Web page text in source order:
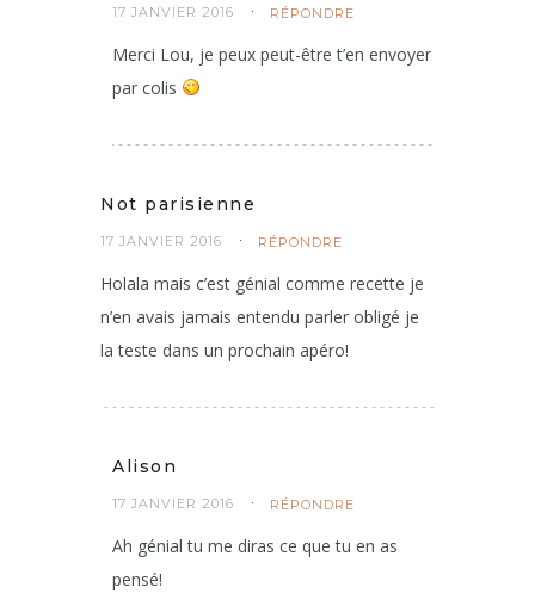
17 JANVIER 2016 RÉPONDRE
Merci Lou, je peux peut-être t’en envoyer
par colis
Not parisienne
17 JANVIER 2016 RÉPONDRE
Holala mais c’est génial comme recette je
n’en avais jamais entendu parler obligé je
la teste dans un prochain apéro!
Alison
17 JANVIER 2016 RÉPONDRE
Ah génial tu me diras ce que tu en as
pensé!